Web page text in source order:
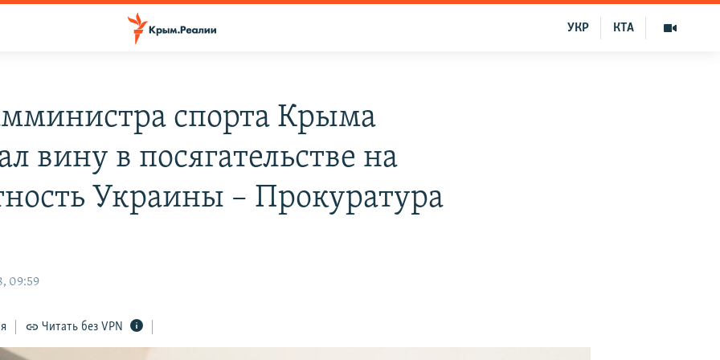
КТА
УКР
спорта Крыма
вину в посягательстве на
Украины – Прокуратура
09:59
Читать без VPN